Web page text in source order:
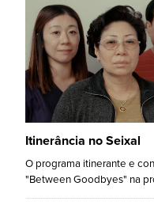
Itinerância no Seixal
O programa itinerante e
"Between Goodbyes" na